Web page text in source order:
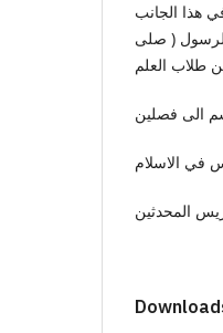
هذا الجانب
الرسول ( صلى